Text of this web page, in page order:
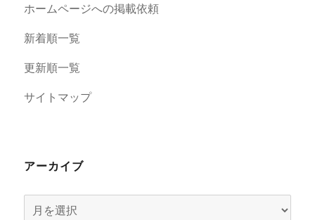
ホームページへの掲載依頼
新着順一覧
更新順一覧
サイトマップ
アーカイブ